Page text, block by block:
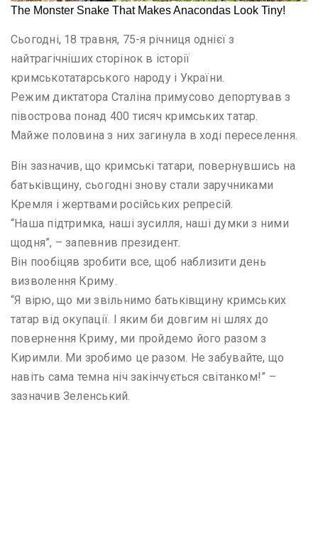
Сьогодні, 18 травня, 75-я річниця однієї з
найтрагічніших сторінок в історії
кримськотатарського народу і України.
Режим диктатора Сталіна примусово депортував з
півострова понад 400 тисяч кримських татар.
Майже половина з них загинула в ході переселення.
Він зазначив, що кримські татари, повернувшись на
батьківщину, сьогодні знову стали заручниками
Кремля і жертвами російських репресій.
“Наша підтримка, наші зусилля, наші думки з ними
щодня”, – запевнив президент.
Він пообіцяв зробити все, щоб наблизити день
визволення Криму.
“Я вірю, що ми звільнимо батьківщину кримських
татар від окупації. І яким би довгим ні шлях до
повернення Криму, ми пройдемо його разом з
Киримли. Ми зробимо це разом. Не забувайте, що
навіть сама темна ніч закінчується світанком!” –
зазначив Зеленський.